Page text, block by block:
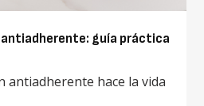
guía práctica
antiadherente hace la vida